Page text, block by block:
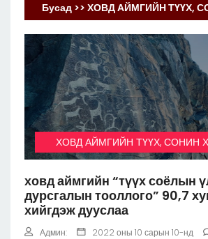
Бусад >> ХОВД АЙМГИЙН ТҮҮХ,
ХОВД АЙМГИЙН ТҮҮХ, СОНИН
ховд аймгийн “түүх соёлын
дурсгалын тооллого” 90,7
хийгдэж дууслаа
Админ: 2022 оны 10 сарын 10-нд